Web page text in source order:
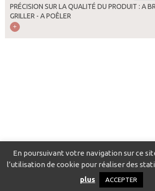
PRÉCISION SUR LA QUALITÉ DU PRODUIT : A
GRILLER - A POÊLER
Catalogue pour localiser les fournisseurs
Politique de confidentialité
En poursuivant votre navigation sur ce
l’utilisation de cookie pour réaliser des
plus
ACCEPTER